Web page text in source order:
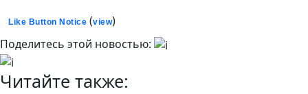
Like Button Notice (view)
Поделитесь этой новостью:
Читайте также: